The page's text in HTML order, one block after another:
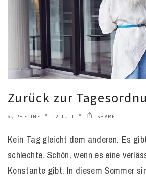
Zurück zur
by PHELINE 12 JULI SHARE
Kein Tag gleicht dem anderen. Es
schlechte. Schön, wenn es eine
Konstante gibt. In diesem Sommer